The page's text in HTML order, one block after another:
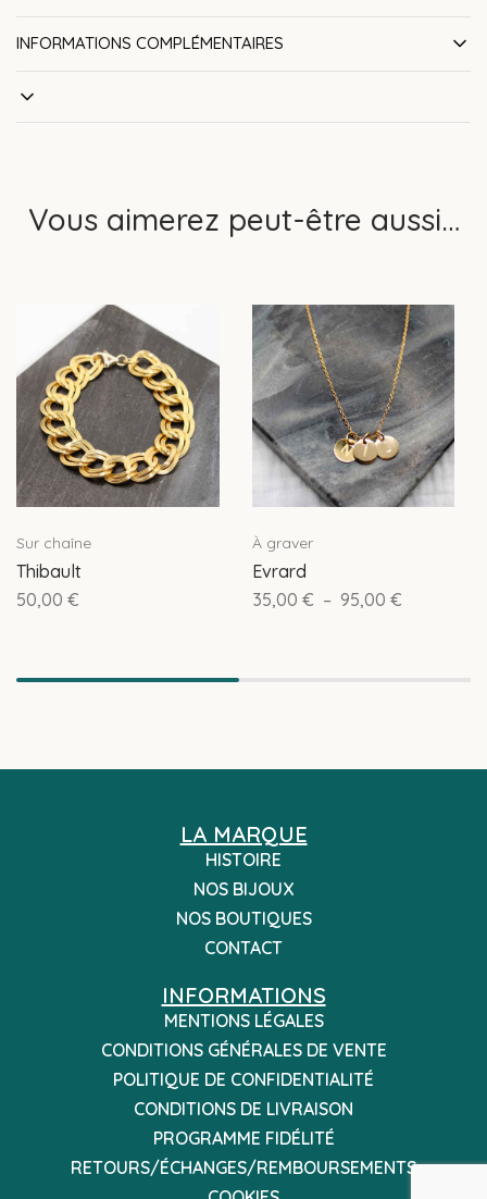
INFORMATIONS COMPLÉMENTAIRES
Vous aimerez peut-être aussi…
Sur chaîne
Thibault
50,00 €
À graver
Evrard
35,00 € – 95,00 €
LA MARQUE
HISTOIRE
NOS BIJOUX
NOS BOUTIQUES
CONTACT
INFORMATIONS
MENTIONS LÉGALES
CONDITIONS GÉNÉRALES DE VENTE
POLITIQUE DE CONFIDENTIALITÉ
CONDITIONS DE LIVRAISON
PROGRAMME FIDÉLITÉ
RETOURS/ÉCHANGES/REMBOURSEMENTS